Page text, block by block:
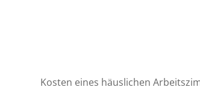
Kosten eines häuslichen